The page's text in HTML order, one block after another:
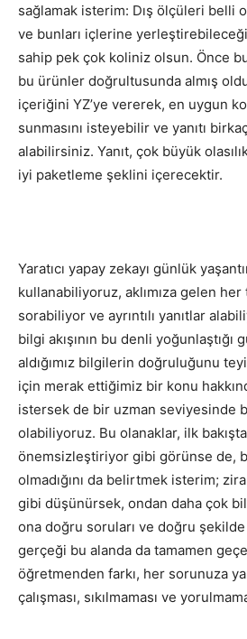
sağlamak isterim: Dış ölçüleri belli
ve bunları içlerine
sahip pek çok koliniz olsun. Önce
bu ürünler doğrultusunda almış
içeriğini YZ’ye vererek, en uygun
sunmasını isteyebilir ve yanıtı
alabilirsiniz. Yanıt, çok büyük
iyi paketleme şeklini içerecektir.
Yaratıcı yapay zekayı günlük
kullanabiliyoruz, aklımıza gelen
sorabiliyor ve ayrıntılı yanıtlar
bilgi akışının bu denli yoğunlaştığı
aldığımız bilgilerin doğruluğunu
için merak ettiğimiz bir konu
istersek de bir uzman seviyesinde
olabiliyoruz. Bu olanaklar, ilk
önemsizleştiriyor gibi görünse de,
olmadığını da belirtmek isterim;
gibi düşünürsek, ondan daha çok
ona doğru soruları ve doğru
gerçeği bu alanda da tamamen
öğretmenden farkı, her sorunuza
çalışması, sıkılmaması ve